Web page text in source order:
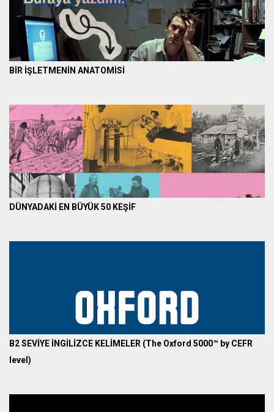
BİR İŞLETMENİN ANATOMİSİ
DÜNYADAKİ EN BÜYÜK 50 KEŞİF
B2 SEVİYE İNGİLİZCE KELİMELER (The Oxford 5000™ by CEFR
level)